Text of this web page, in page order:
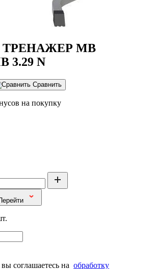
MB
3.29 N
Сравнить
на покупку
соглашаетесь на обработку